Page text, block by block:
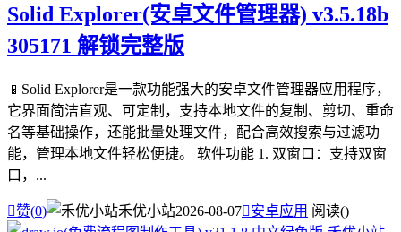
Solid Explorer(安卓文件管理器) v3.5.18b
305171 解锁完整版
📱Solid Explorer是一款功能强大的安卓文件管理器应用程序，
它界面简洁直观、可定制，支持本地文件的复制、剪切、重命
名等基础操作，还能批量处理文件，配合高效搜索与过滤功
能，管理本地文件轻松便捷。 软件功能 1. 双窗口：支持双窗
口，...
赞(0) 禾优小站2026-08-07安卓应用 阅读()